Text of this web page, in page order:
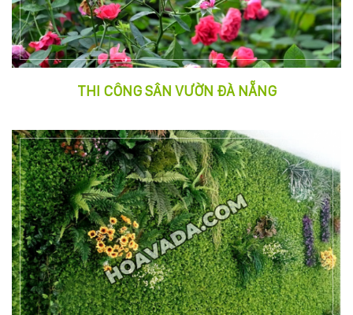
THUẬT
TRỒNG
ẢNH
LIÊN
HỆ
THI CÔNG SÂN VƯỜN ĐÀ NẴNG